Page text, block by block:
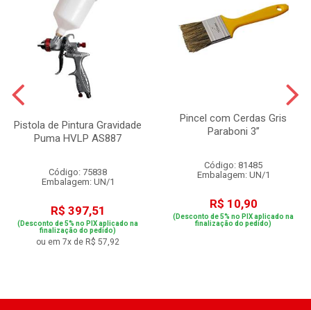
Pistola de Pintura Gravidade
Puma HVLP AS887
Código: 75838
Embalagem: UN/1
R$ 397,51
(Desconto de 5% no PIX aplicado na
finalização do pedido)
ou em 7x de R$ 57,92
Pincel com Cerdas Gris
Paraboni 3”
Código: 81485
Embalagem: UN/1
R$ 10,90
(Desconto de 5% no PIX aplicado na
finalização do pedido)